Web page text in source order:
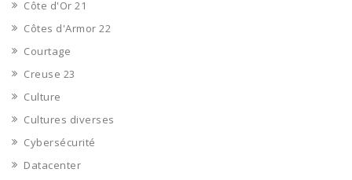
Côte d'Or 21
Côtes d'Armor 22
Courtage
Creuse 23
Culture
Cultures diverses
Cybersécurité
Datacenter